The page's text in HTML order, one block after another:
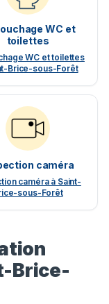
WC et
toilettes
WC et toilettes
Brice-sous-Forêt
caméra
caméra à Saint-
sous-Forêt
Brice-